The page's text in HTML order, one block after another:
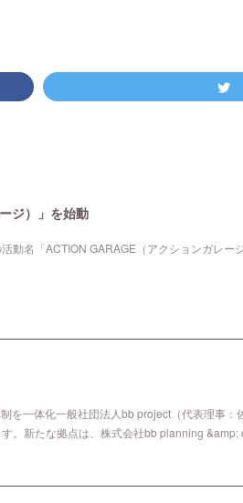
ジ）」を始動
動名「ACTION GARAGE（アクションガレー
一体化一般社団法人bb project（代表理事：
。新たな拠点は、株式会社bb planning